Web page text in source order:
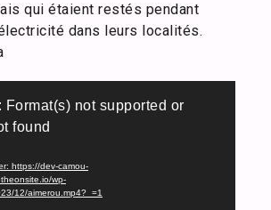
qui étaient restés pendant
dans leurs localités.
Format(s) not supported or
found
https://dev-camou-
wp-
12/aimerou.mp4?_=1